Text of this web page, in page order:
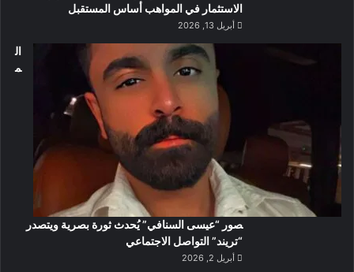
الاستثمار في المواهب أساس المستقبل
أبريل 13, 2026
ال
م
صور “عيسى السنافي” يُحدث ثورة بصرية ويتصدر
“تريند” التواصل الاجتماعي
أبريل 2, 2026